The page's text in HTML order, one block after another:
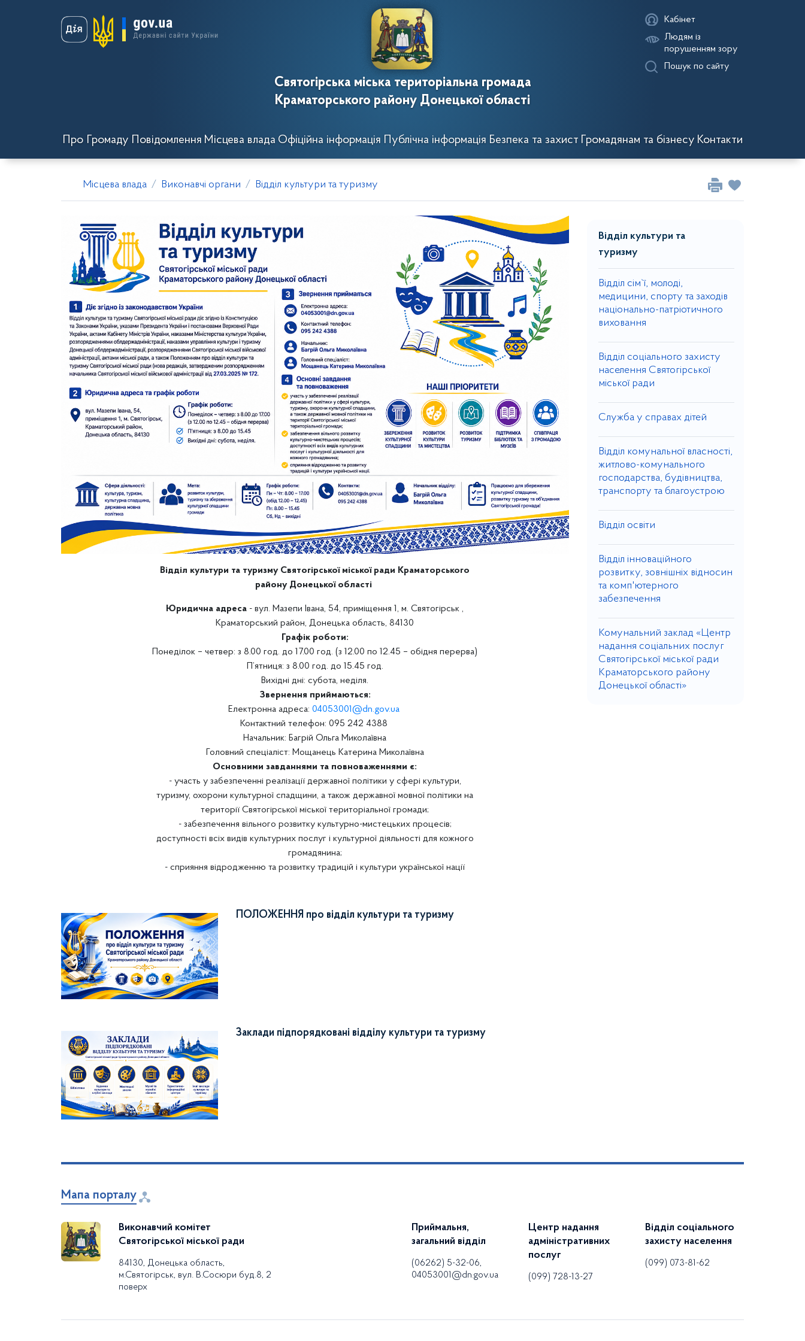
Святогірська міська територіальна громада
Краматорського району Донецької області
Кабінет
Людям із
порушенням зору
Пошук по сайту
Про Громаду Повідомлення Місцева влада Офіційна інформація Публічна інформація Безпека та захист Громадянам та бізнесу Контакти
Місцева влада Виконавчі органи Відділ культури та туризму
Відділ культури та туризму Святогірської міської ради Краматорського
району Донецької області
Юридична адреса - вул. Мазепи Івана, 54, приміщення 1, м. Святогірськ ,
Краматорський район, Донецька область, 84130
Графік роботи:
Понеділок – четвер: з 8.00 год. до 17.00 год. (з 12.00 по 12.45 – обідня перерва)
П’ятниця: з 8.00 год. до 15.45 год.
Вихідні дні: субота, неділя.
Звернення приймаються:
Електронна адреса: 04053001@dn.gov.ua
Контактний телефон: 095 242 4388
Начальник: Багрій Ольга Миколаївна
Головний спеціаліст: Мощанець Катерина Миколаївна
Основними завданнями та повноваженнями є:
- участь у забезпеченні реалізації державної політики у сфері культури,
туризму, охорони культурної спадщини, а також державної мовної політики на
території Святогірської міської територіальної громади;
- забезпечення вільного розвитку культурно-мистецьких процесів;
доступності всіх видів культурних послуг і культурної діяльності для кожного
громадянина;
- сприяння відродженню та розвитку традицій і культури української нації
ПОЛОЖЕННЯ про відділ культури та туризму
Заклади підпорядковані відділу культури та туризму
Відділ культури та
туризму
Відділ сім`ї, молоді,
медицини, спорту та заходів
національно-патріотичного
виховання
Відділ соціального захисту
населення Святогірської
міської ради
Служба у справах дітей
Відділ комунальної власності,
житлово-комунального
господарства, будівництва,
транспорту та благоустрою
Відділ освіти
Відділ інноваційного
розвитку, зовнішніх відносин
та комп'ютерного
забезпечення
Комунальний заклад «Центр
надання соціальних послуг
Святогірської міської ради
Краматорського району
Донецької області»
Мапа порталу
Виконавчий комітет
Святогірської міської ради
84130, Донецька область,
м.Святогірськ, вул. В.Сосюри буд.8, 2
поверх
Приймальня,
загальний відділ
(06262) 5-32-06,
04053001@dn.gov.ua
Центр надання
адміністративних
послуг
(099) 728-13-27
Відділ соціального
захисту населення
(099) 073-81-62